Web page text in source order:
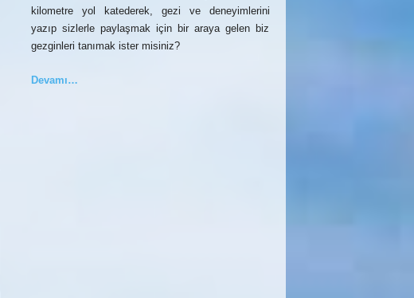
kilometre yol katederek, gezi ve deneyimlerini
yazıp sizlerle paylaşmak için bir araya gelen biz
gezginleri tanımak ister misiniz?
Devamı…